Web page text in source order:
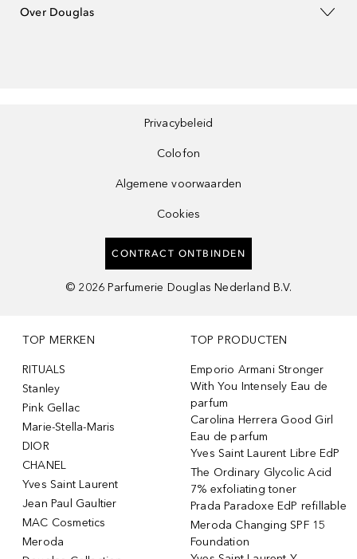
Over Douglas
Privacybeleid
Colofon
Algemene voorwaarden
Cookies
CONTRACT ONTBINDEN
© 2026 Parfumerie Douglas Nederland B.V.
TOP MERKEN
RITUALS
Stanley
Pink Gellac
Marie-Stella-Maris
DIOR
CHANEL
Yves Saint Laurent
Jean Paul Gaultier
MAC Cosmetics
Meroda
TOP PRODUCTEN
Emporio Armani Stronger
With You Intensely Eau de
parfum
Carolina Herrera Good Girl
Eau de parfum
Yves Saint Laurent Libre EdP
The Ordinary Glycolic Acid
7% exfoliating toner
Prada Paradoxe EdP refillable
Meroda Changing SPF 15
Foundation